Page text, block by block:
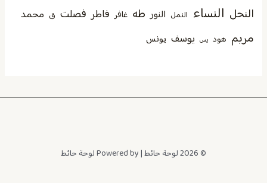
النحل النساء النمل النور طه غافر فاطر فصلت ق محمد
مريم هود يس يوسف يونس
© 2026 لوحة حائط | Powered by لوحة حائط